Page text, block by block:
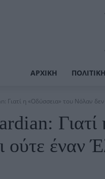
ΑΡΧΙΚΉ ΠΟΛΙΤΙΚΉ
Γιατί η «Οδύσσεια» του Νόλαν
ούτε έναν